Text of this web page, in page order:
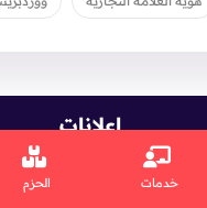
إعلانات
خدمات الحزم